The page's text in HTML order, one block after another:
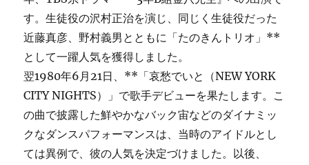
す。生徒役の沢村正治を演じ、同じく生徒役だった
近藤真彦、野村義男とともに「たのきんトリオ」**
として一躍人気を獲得しました。
翌1980年6月21日、**「哀愁でいと（NEW YORK
CITY NIGHTS）」で歌手デビューを果たします。こ
の曲で披露した鮮やかなバック宙などのダイナミッ
クなダンスパフォーマンスは、当時のアイドルとし
ては異例で、彼の人気を決定づけました。以後、